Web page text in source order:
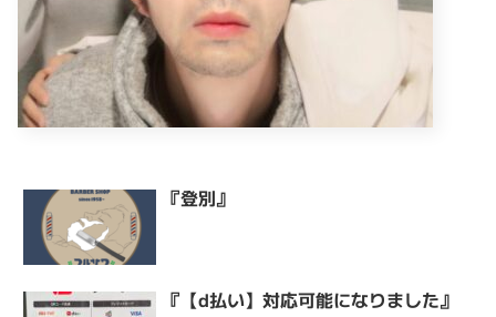
『登別』
『【d払い】対応可能になりました』